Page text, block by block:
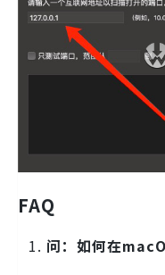
FAQ
问：如何在